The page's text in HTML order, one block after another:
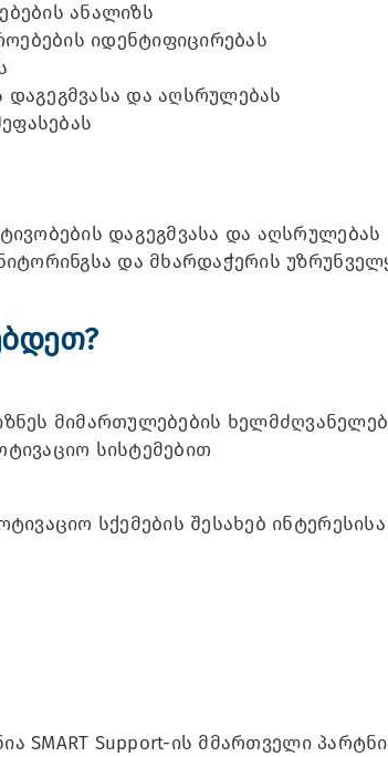
ანალიზს
იდენტიფიცირებას
დაგეგმვასა და აღსრულებას
დაგეგმვასა და აღსრულებას
და მხარდაჭერის
მიმართულებების
სისტემებით
სქემების შესახებ
SMART Support-ის მმართველი